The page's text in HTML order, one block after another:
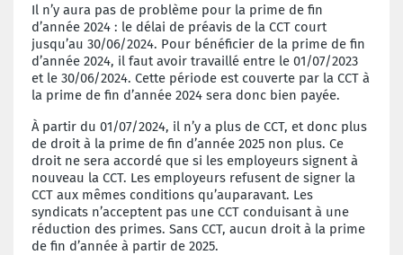
Il n’y aura pas de problème pour la prime de fin
d’année 2024 : le délai de préavis de la CCT court
jusqu’au 30/06/2024. Pour bénéficier de la prime de fin
d’année 2024, il faut avoir travaillé entre le 01/07/2023
et le 30/06/2024. Cette période est couverte par la CCT à
la prime de fin d’année 2024 sera donc bien payée.
À partir du 01/07/2024, il n’y a plus de CCT, et donc plus
de droit à la prime de fin d’année 2025 non plus. Ce
droit ne sera accordé que si les employeurs signent à
nouveau la CCT. Les employeurs refusent de signer la
CCT aux mêmes conditions qu’auparavant. Les
syndicats n’acceptent pas une CCT conduisant à une
réduction des primes. Sans CCT, aucun droit à la prime
de fin d’année à partir de 2025.